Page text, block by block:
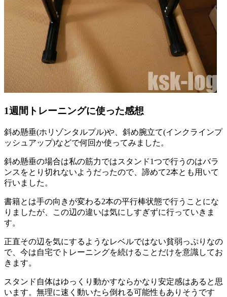
1週間トレーニングに使った感想
斜め懸垂(ホリゾンタルプル)や、斜め腕立て(インクラインプ
ッシュアップ)などで何回か使ってみました。
斜め懸垂の場合は私の筋力ではスタンド1つで行うのはバラ
ンスをとり切れないようだったので、諦めて2本とも用いて
行いました。
書籍とは手の向きが変わる2本の平行棒状態で行うことにな
りましたが、この辺の違いは気にしすぎずに行っていきま
す。
正直その辺を気にするようなレベルではない貧弱っぷりなの
で、今は自宅でトレーニングを続けることだけを意識してお
きます。
スタンド自体はゆっくり動かすならかなり安定感はあると思
います。無理に速く動いたら倒れる可能性もありそうです